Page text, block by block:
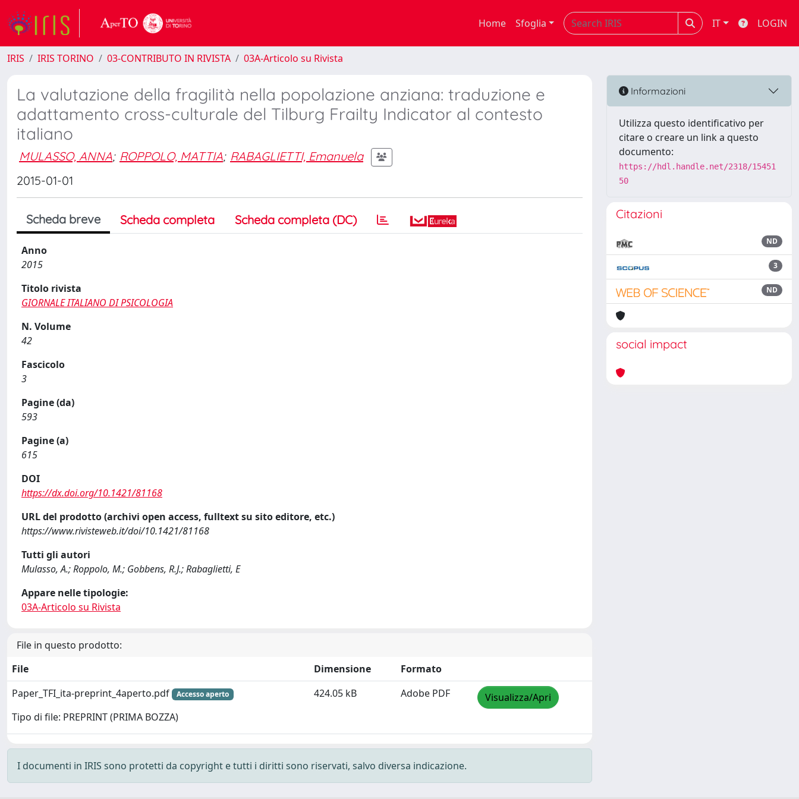
Home Sfoglia IT LOGIN
IRIS IRIS TORINO 03-CONTRIBUTO IN RIVISTA 03A-Articolo su Rivista
La valutazione della fragilità nella popolazione anziana: traduzione e
adattamento cross-culturale del Tilburg Frailty Indicator al contesto
italiano
MULASSO, ANNA; ROPPOLO, MATTIA; RABAGLIETTI, Emanuela
2015-01-01
Scheda breve Scheda completa Scheda completa (DC)
Anno
2015
Titolo rivista
GIORNALE ITALIANO DI PSICOLOGIA
N. Volume
42
Fascicolo
3
Pagine (da)
593
Pagine (a)
615
DOI
https://dx.doi.org/10.1421/81168
URL del prodotto (archivi open access, fulltext su sito editore, etc.)
https://www.rivisteweb.it/doi/10.1421/81168
Tutti gli autori
Mulasso, A.; Roppolo, M.; Gobbens, R.J.; Rabaglietti, E
Appare nelle tipologie:
03A-Articolo su Rivista
File in questo prodotto:
File
Dimensione
Formato
Paper_TFI_ita-preprint_4aperto.pdf
Accesso aperto
Tipo di file: PREPRINT (PRIMA BOZZA)
424.05 kB Adobe PDF Visualizza/Apri
I documenti in IRIS sono protetti da copyright e tutti i diritti sono riservati, salvo diversa indicazione.
Informazioni
Utilizza questo identificativo per
citare o creare un link a questo
documento:
https://hdl.handle.net/2318/15451
50
Citazioni
ND
3
ND
social impact